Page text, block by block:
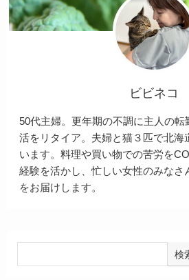
ビビネコ
50代主婦。更年期の不調に主人の転
活をリタイア。夫婦と猫３匹で北海
います。料理や買い物での苦労を
経験を活かし、忙しい女性のみなさ
をお届けします。
検